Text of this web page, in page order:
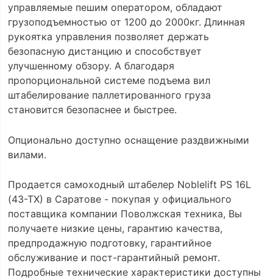
управляемые пешим оператором, обладают
грузоподъемностью от 1200 до 2000кг. Длинная
рукоятка управления позволяет держать
безопасную дистанцию и способствует
улучшенному обзору. А благодаря
пропорциональной системе подъема вил
штабелирование паллетированного груза
становится безопаснее и быстрее.
Опционально доступно оснащение раздвижными
вилами.
Продается самоходный штабелер Noblelift PS 16L
(43-TX) в Саратове - покупая у официального
поставщика компании Поволжская техника, Вы
получаете низкие цены, гарантию качества,
предпродажную подготовку, гарантийное
обслуживание и пост-гарантийный ремонт.
Подробные технические характеристики доступны